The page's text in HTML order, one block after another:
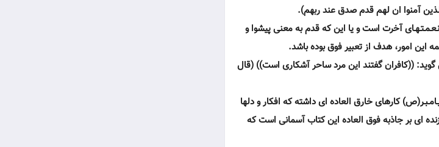
آمنوا ان لهم قدم صدق عند ربهم).
آخرت است و يا اين كه قدم به معنى پيشوا و
امور، هدف از تعبير فوق بوده باشد.
گويد: ((كافران گفتند اين مرد ساحر آشكارى است)) (قال
كارهاى خارق العاده اى داشته كه افكار و دلها
اى بر جاذبه فوق العاده اين كتاب آسمانى است كه